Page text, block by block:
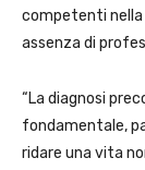
competenti nella
assenza di
“La diagnosi
fondamentale,
ridare una vita